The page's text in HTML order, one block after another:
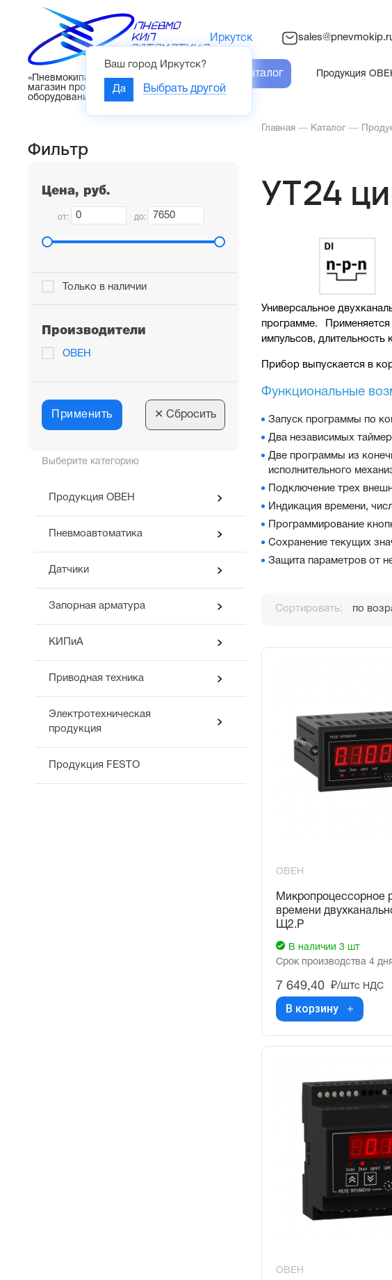
«Пневмокипавтоматика» – интернет-
магазин промышленного
оборудования
Иркутск
Ваш город Иркутск?
Да Выбрать другой
Каталог Продукция
Выберите категорию
Продукция ОВЕН
Пневмоавтоматика
Датчики
Запорная арматура
КИПиА
Приводная техника
Электротехническая
продукция
Продукция FESTO
Фильтр
Цена, руб.
от: до:
Только в наличии
Производители
ОВЕН
Применить ✕ Сбросить
Главная — Каталог —
УТ24
Универсальное
программе.
импульсов, длительность
Прибор выпускается в
Функциональные
Запуск программы по
Два независимых
Две программы из
исполнительного
Подключение трех
Индикация времени,
Программирование
Сохранение текущих
Защита параметров от
Сортировать: по
ОВЕН
Микропроцессорное
времени
Щ2.Р
В наличии 3 шт
Срок производства 4
7 649,40 ₽/штс НДС
В корзину
ОВЕН